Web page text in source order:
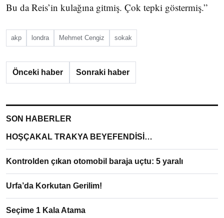
Bu da Reis’in kulağına gitmiş. Çok tepki göstermiş.”
akp londra Mehmet Cengiz sokak
Önceki haber Sonraki haber
SON HABERLER
HOŞÇAKAL TRAKYA BEYEFENDİSİ…
Kontrolden çıkan otomobil baraja uçtu: 5 yaralı
Urfa’da Korkutan Gerilim!
Seçime 1 Kala Atama